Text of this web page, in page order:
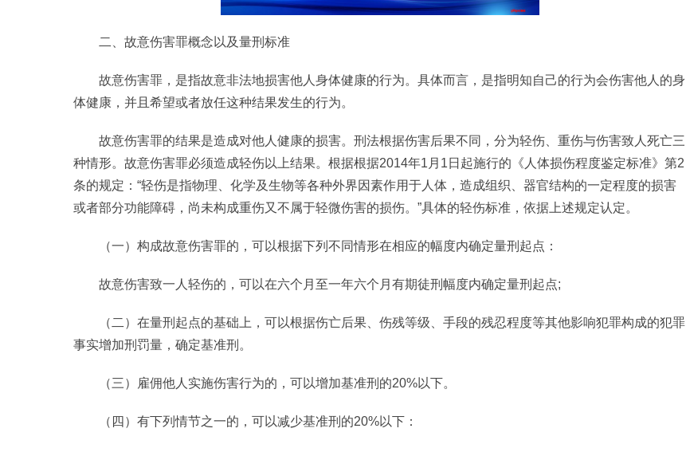
二、故意伤害罪概念以及量刑标准
故意伤害罪，是指故意非法地损害他人身体健康的行为。具体而言，是指明知自己的行为会伤害他人的身
体健康，并且希望或者放任这种结果发生的行为。
故意伤害罪的结果是造成对他人健康的损害。刑法根据伤害后果不同，分为轻伤、重伤与伤害致人死亡三
种情形。故意伤害罪必须造成轻伤以上结果。根据根据2014年1月1日起施行的《人体损伤程度鉴定标准》第2
条的规定：“轻伤是指物理、化学及生物等各种外界因素作用于人体，造成组织、器官结构的一定程度的损害
或者部分功能障碍，尚未构成重伤又不属于轻微伤害的损伤。”具体的轻伤标准，依据上述规定认定。
（一）构成故意伤害罪的，可以根据下列不同情形在相应的幅度内确定量刑起点：
故意伤害致一人轻伤的，可以在六个月至一年六个月有期徒刑幅度内确定量刑起点;
（二）在量刑起点的基础上，可以根据伤亡后果、伤残等级、手段的残忍程度等其他影响犯罪构成的犯罪
事实增加刑罚量，确定基准刑。
（三）雇佣他人实施伤害行为的，可以增加基准刑的20%以下。
（四）有下列情节之一的，可以减少基准刑的20%以下：